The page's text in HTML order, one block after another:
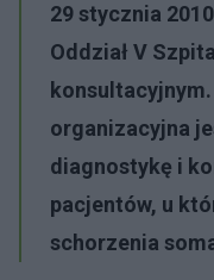
29 stycznia
Oddział V
organizacyjna
diagnostykę i
pacjentów, u
schorzenia